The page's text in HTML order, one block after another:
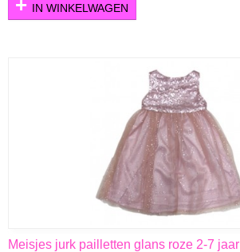
IN WINKELWAGEN
Meisjes jurk pailletten glans roze 2-7 jaar